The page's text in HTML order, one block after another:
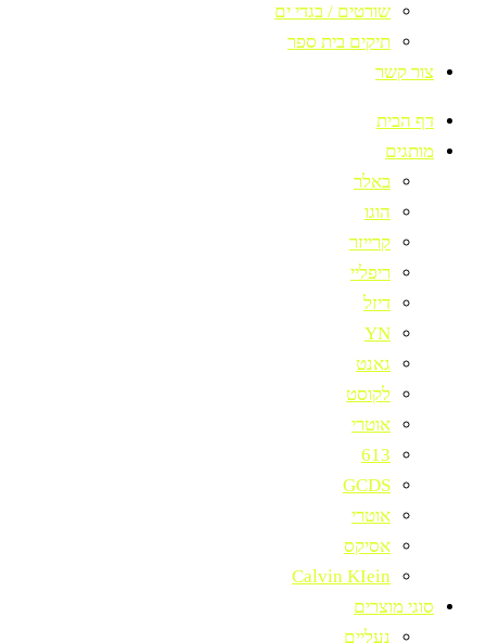
שורטים / בגדי ים
תיקים בית ספר
צור קשר
דף הבית
מותגים
באלר
הוגו
קרייזר
ריפליי
דיזל
YN
גאנט
לקוסט
אוטרי
613
GCDS
אוטרי
אסיקס
Calvin KIein
סוגי מוצרים
נעליים